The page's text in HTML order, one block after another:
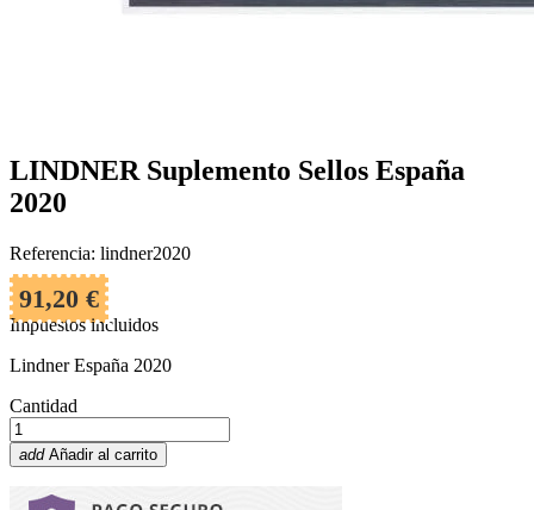
LINDNER Suplemento Sellos España
2020
Referencia: lindner2020
91,20 €
Impuestos incluidos
Lindner España 2020
Cantidad
add Añadir al carrito